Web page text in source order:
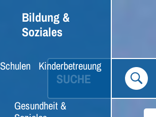
SUCHE
Bildung &
Soziales
Schulen Kinderbetreuung
Gesundheit &